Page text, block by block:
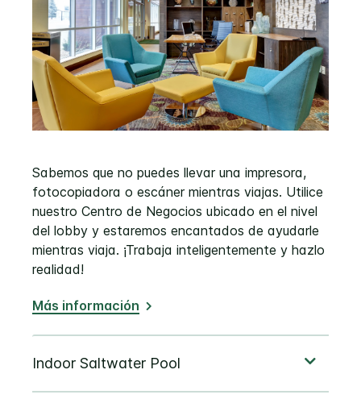
Sabemos que no puedes llevar una impresora,
fotocopiadora o escáner mientras viajas. Utilice
nuestro Centro de Negocios ubicado en el nivel
del lobby y estaremos encantados de ayudarle
mientras viaja. ¡Trabaja inteligentemente y hazlo
realidad!
Más información